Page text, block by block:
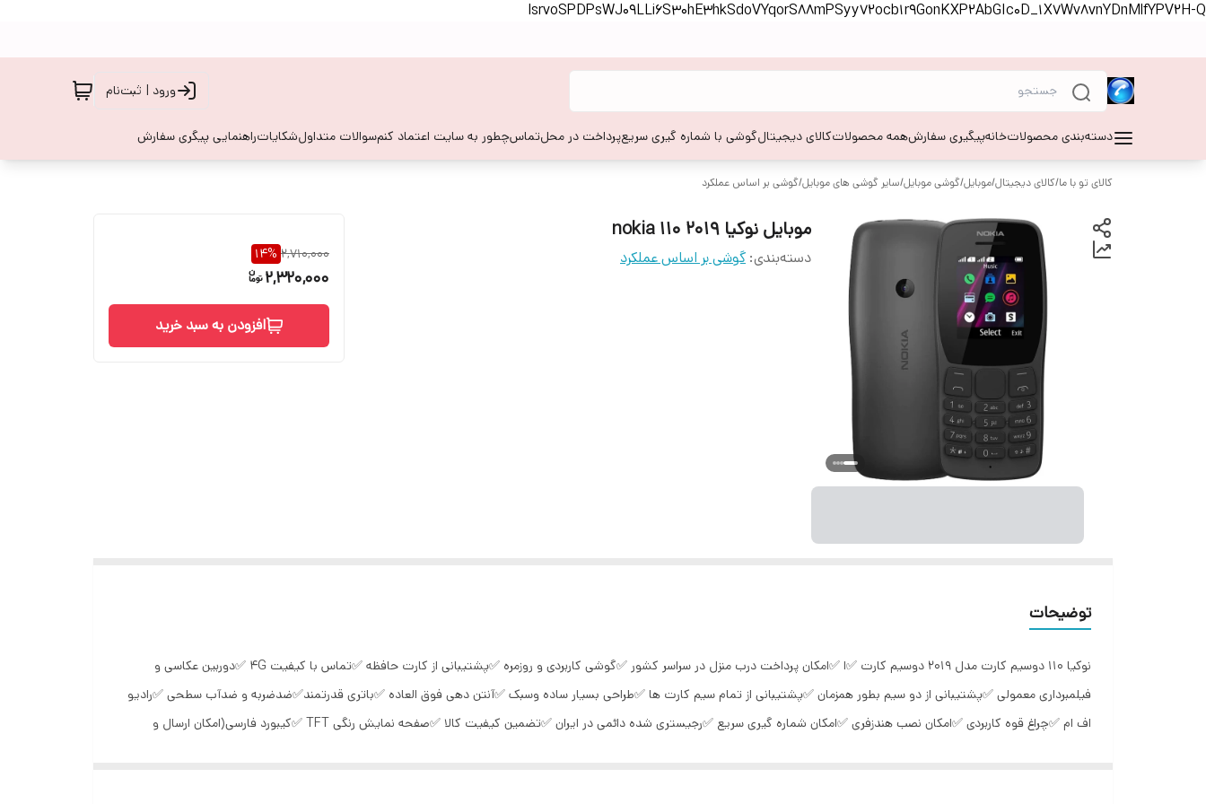
lsrvoSPDPsWJ09LLi6S30hE3hkSdoVYqorS88mPSyy72ocb1r9GonKXP2AbGIc0D_1X7Wv8vnYDnMlfYPV2H-Q
ورود | ثبت‌نام
دسته‌بندی محصولاتخانهپیگیری سفارشهمه محصولاتکالای دیجیتالگوشی با شماره گیری سریعپرداخت در محلتماسچطور به سایت اعتماد کنمسوالات متداولشکایاتراهنمایی پیگری سفارش
کالای تو با ما/کالای دیجیتال/موبایل/گوشی موبایل/سایر گوشی های موبایل/گوشی بر اساس عملکرد
موبایل نوکیا 2019 110 nokia
دسته‌بندی: گوشی بر اساس عملکرد 2,710,000
14%
2,320,000
افزودن به سبد خرید
توضیحات
نوکیا 110 دوسیم کارت مدل 2019 دوسیم کارت ✅ا ✅امکان پرداخت درب منزل در سراسر کشور ✅گوشی کاربردی و روزمره ✅پشتیبانی از کارت حافظه ✅تماس با کیفیت 4G ✅دوربین عکاسی و
فیلمبرداری معمولی ✅پشتیبانی از دو سیم بطور همزمان ✅پشتیبانی از تمام سیم کارت ها ✅طراحی بسیار ساده وسبک ✅آنتن دهی فوق العاده ✅باتری قدرتمند✅ضدضربه و ضدآب سطحی ✅رادیو
اف ام ✅چراغ قوه کاربردی ✅امکان نصب هندزفری ✅امکان شماره گیری سریع ✅رجیستری شده دائمی در ایران ✅تضمین کیفیت کالا ✅صفحه نمایش رنگی TFT ✅کیبورد فارسی(امکان ارسال و